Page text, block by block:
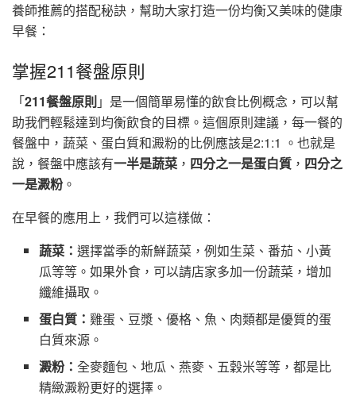
養師推薦的搭配秘訣，幫助大家打造一份均衡又美味的健康
早餐：
掌握211餐盤原則
「211餐盤原則」是一個簡單易懂的飲食比例概念，可以幫
助我們輕鬆達到均衡飲食的目標。這個原則建議，每一餐的
餐盤中，蔬菜、蛋白質和澱粉的比例應該是2:1:1 。也就是
說，餐盤中應該有一半是蔬菜 ， 四分之一是蛋白質 ， 四分之
一是澱粉。
在早餐的應用上，我們可以這樣做：
蔬菜：選擇當季的新鮮蔬菜，例如生菜、番茄、小黃
瓜等等。如果外食，可以請店家多加一份蔬菜，增加
纖維攝取。
蛋白質：雞蛋、豆漿、優格、魚、肉類都是優質的蛋
白質來源。
澱粉：全麥麵包、地瓜、燕麥、五穀米等等，都是比
精緻澱粉更好的選擇。